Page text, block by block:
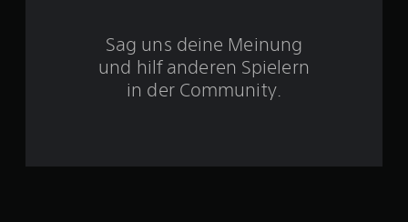
Sag uns deine Meinung
und hilf anderen Spielern
in der Community.